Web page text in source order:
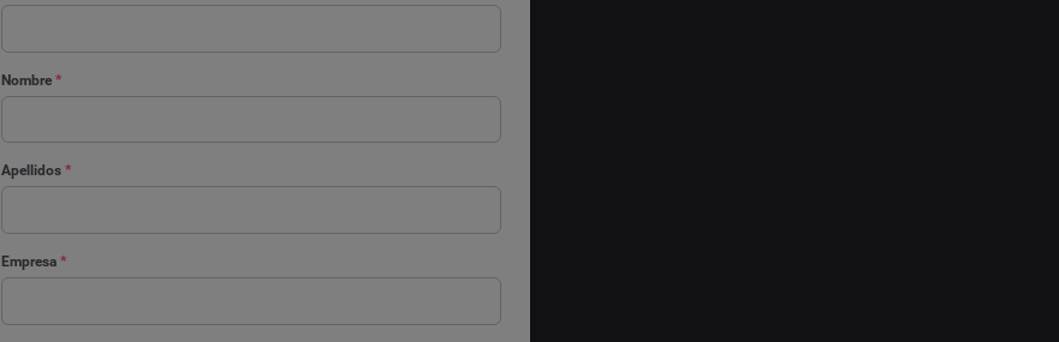
Nombre *
Apellidos *
Empresa *